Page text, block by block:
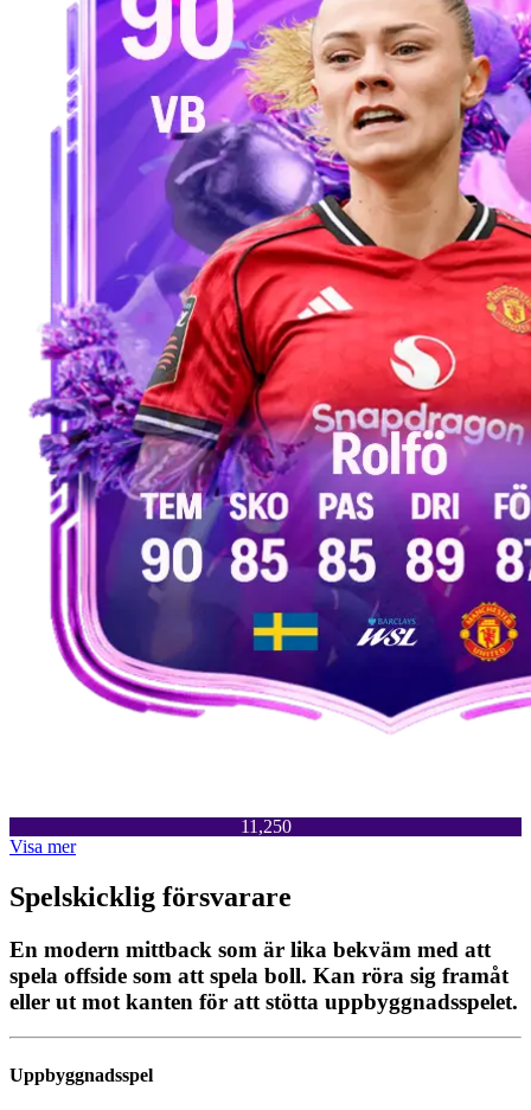
11,250
Visa mer
Spelskicklig försvarare
En modern mittback som är lika bekväm med att
spela offside som att spela boll. Kan röra sig framåt
eller ut mot kanten för att stötta uppbyggnadsspelet.
Uppbyggnadsspel